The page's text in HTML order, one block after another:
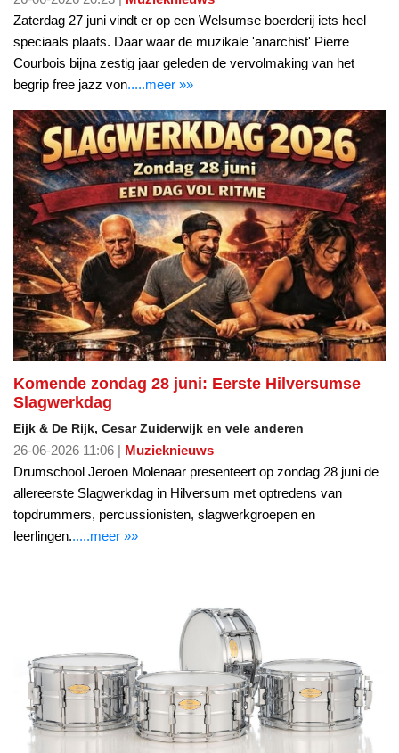
Zaterdag 27 juni vindt er op een Welsumse boerderij iets heel
speciaals plaats. Daar waar de muzikale 'anarchist' Pierre
Courbois bijna zestig jaar geleden de vervolmaking van het
begrip free jazz von.....meer »»
Komende zondag 28 juni: Eerste Hilversumse
Slagwerkdag
Eijk & De Rijk, Cesar Zuiderwijk en vele anderen
26-06-2026 11:06 | Muzieknieuws
Drumschool Jeroen Molenaar presenteert op zondag 28 juni de
allereerste Slagwerkdag in Hilversum met optredens van
topdrummers, percussionisten, slagwerkgroepen en
leerlingen......meer »»